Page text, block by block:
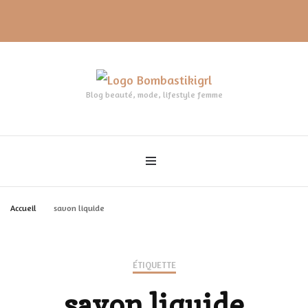
Blog beauté, mode, lifestyle femme
Accueil savon liquide
ÉTIQUETTE